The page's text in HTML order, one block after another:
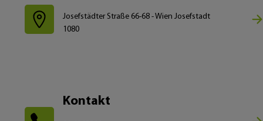
Josefstädter Straße 66-68 - Wien Josefstadt
1080
Kontakt